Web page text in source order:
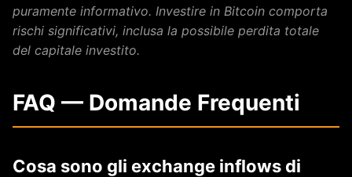
puramente informativo. Investire in Bitcoin comporta
rischi significativi, inclusa la possibile perdita totale
del capitale investito.
FAQ — Domande Frequenti
Cosa sono gli exchange inflows di